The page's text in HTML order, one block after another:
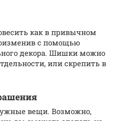
как в привычном
с помощью
декора. Шишки можно
или скрепить в
вещи. Возможно,